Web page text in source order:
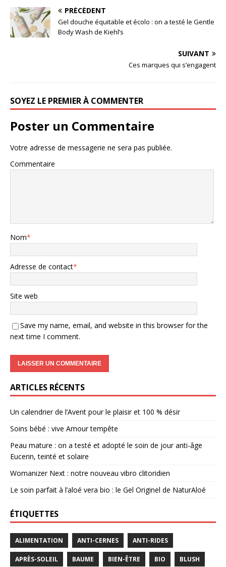
PRÉCÉDENT
Gel douche équitable et écolo : on a testé le Gentle
Body Wash de Kiehl’s
SUIVANT
Ces marques qui s’engagent
SOYEZ LE PREMIER À COMMENTER
Poster un Commentaire
Votre adresse de messagerie ne sera pas publiée.
Commentaire
Nom*
Adresse de contact*
Site web
Save my name, email, and website in this browser for the
next time I comment.
ARTICLES RÉCENTS
Un calendrier de l’Avent pour le plaisir et 100 % désir
Soins bébé : vive Amour tempête
Peau mature : on a testé et adopté le soin de jour anti-âge
Eucerin, teinté et solaire
Womanizer Next : notre nouveau vibro clitoridien
Le soin parfait à l’aloé vera bio : le Gel Originel de NaturAloé
ÉTIQUETTES
ALIMENTATION ANTI-CERNES ANTI-RIDES
APRÈS-SOLEIL BAUME BIEN-ÊTRE BIO BLUSH